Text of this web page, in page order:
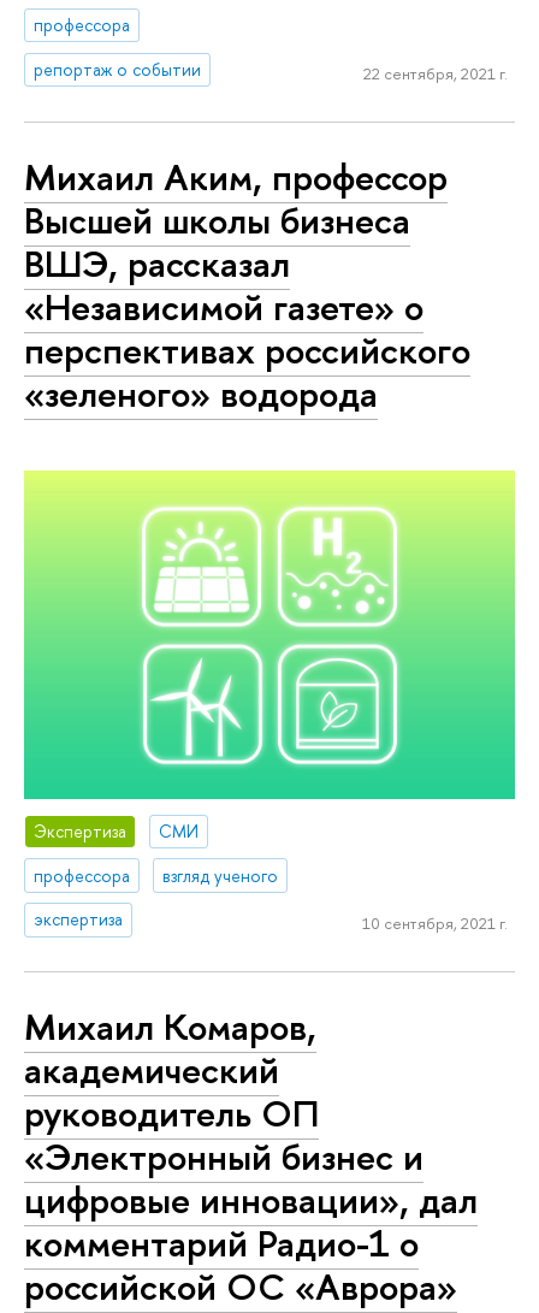
профессора
репортаж о событии
22 сентября, 2021 г.
Михаил Аким, профессор
Высшей школы бизнеса
ВШЭ, рассказал
«Независимой газете» о
перспективах российского
«зеленого» водорода
Экспертиза
СМИ
профессора
взгляд ученого
экспертиза
10 сентября, 2021 г.
Михаил Комаров,
академический
руководитель ОП
«Электронный бизнес и
цифровые инновации», дал
комментарий Радио-1 о
российской ОС «Аврора»